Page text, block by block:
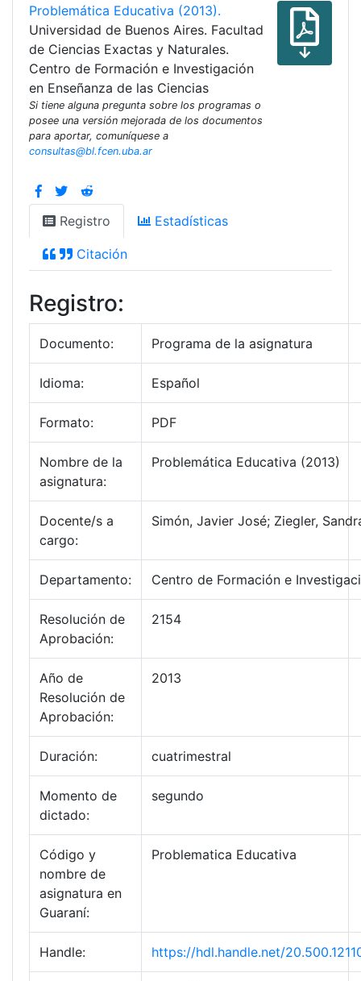
Problemática Educativa (2013).
Universidad de Buenos Aires. Facultad
de Ciencias Exactas y Naturales.
Centro de Formación e Investigación
en Enseñanza de las Ciencias
Si tiene alguna pregunta sobre los programas o
posee una versión mejorada de los documentos
para aportar, comuníquese a
consultas@bl.fcen.uba.ar
Registro Estadísticas
Citación
Registro:
Documento: Programa de la asignatura
Idioma: Español
Formato: PDF
Nombre de la
asignatura:
Problemática Educativa (2013)
Docente/s a
cargo:
Simón, Javier José; Ziegler,
Departamento: Centro de Formación e
Resolución de
Aprobación:
2154
Año de
Resolución de
Aprobación:
2013
Duración: cuatrimestral
Momento de
dictado:
segundo
Código y
nombre de
asignatura en
Guaraní:
Problematica Educativa
Handle: https://hdl.handle.net/